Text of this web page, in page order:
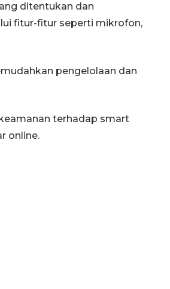
ditentukan dan
fitur-fitur seperti mikrofon,
pengelolaan dan
terhadap smart
online.